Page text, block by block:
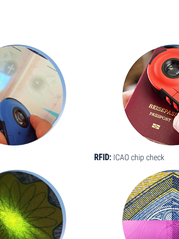
RFID: ICAO chip check